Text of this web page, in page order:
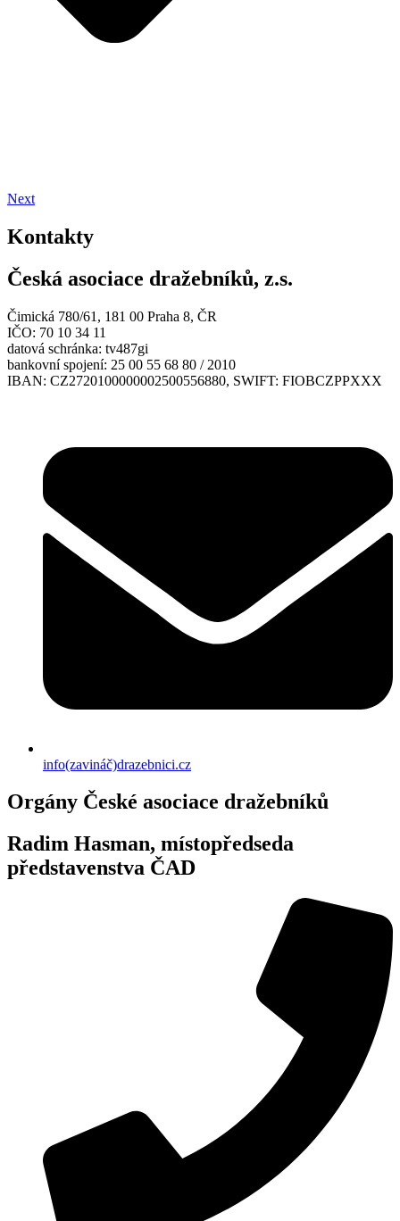
Next
Kontakty
Česká asociace dražebníků, z.s.
Čimická 780/61, 181 00 Praha 8, ČR
IČO: 70 10 34 11
datová schránka: tv487gi
bankovní spojení: 25 00 55 68 80 / 2010
IBAN: CZ2720100000002500556880, SWIFT: FIOBCZPPXXX
info(zavináč)drazebnici.cz
Orgány České asociace dražebníků
Radim Hasman, místopředseda
představenstva ČAD